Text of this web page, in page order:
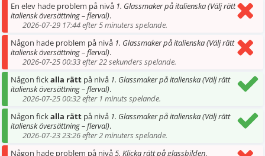
En elev hade problem på nivå 1. Glassmaker på italienska (Välj rätt
italiensk översättning – flerval).
2026-07-29 17:44 efter 5 minuters spelande.
Någon hade problem på nivå 1. Glassmaker på italienska (Välj rätt
italiensk översättning – flerval).
2026-07-25 00:33 efter 22 sekunders spelande.
Någon fickalla rätt på nivå 1. Glassmaker på italienska (Välj rätt
italiensk översättning – flerval).
2026-07-25 00:32 efter 1 minuts spelande.
Någon fickalla rätt på nivå 1. Glassmaker på italienska (Välj rätt
italiensk översättning – flerval).
2026-07-23 23:26 efter 2 minuters spelande.
Någon hade problem på nivå5. Klicka rätt på glassbilden.